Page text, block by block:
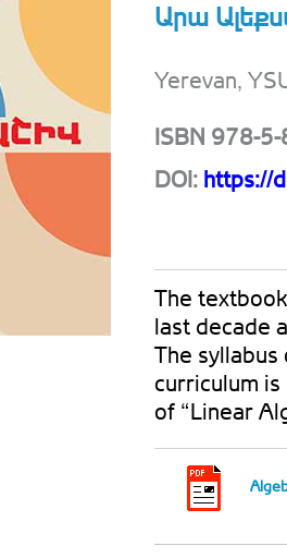
Արա
Yerevan,
ISBN 978-
DOI: https://
The
last decade
The
curriculum
of “Linear